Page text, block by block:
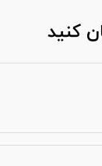
کنید